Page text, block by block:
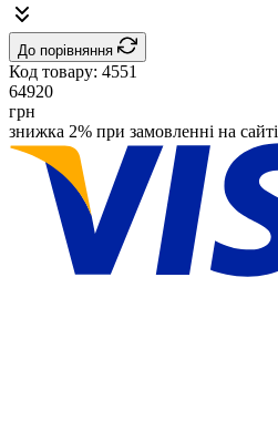
До порівняння
Код товару: 4551
64920
грн
знижка 2% при замовленні на сайті